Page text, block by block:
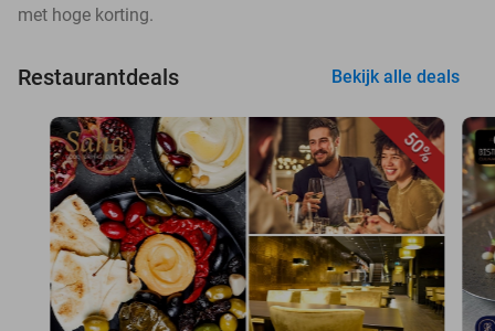
met hoge korting.
Restaurantdeals Bekijk alle deals
50%